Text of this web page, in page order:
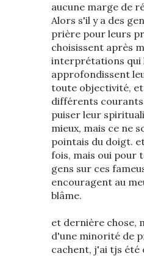
aucune marge de
Alors s'il y a des
prière pour leurs
choisissent après
interprétations qui
approfondissent
toute objectivité,
différents courants
puiser leur
mieux, mais ce ne
pointais du doigt.
fois, mais oui pour
gens sur ces
encouragent au
blâme.
et dernière chose,
d'une minorité de
cachent, j'ai tjs été